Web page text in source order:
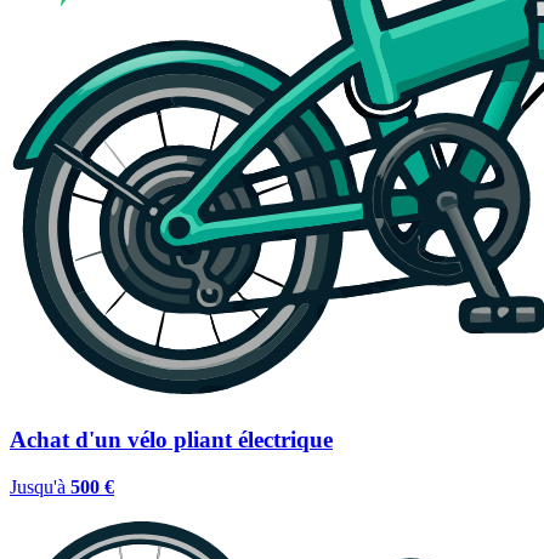
Achat d'un vélo pliant électrique
Jusqu'à 500 €